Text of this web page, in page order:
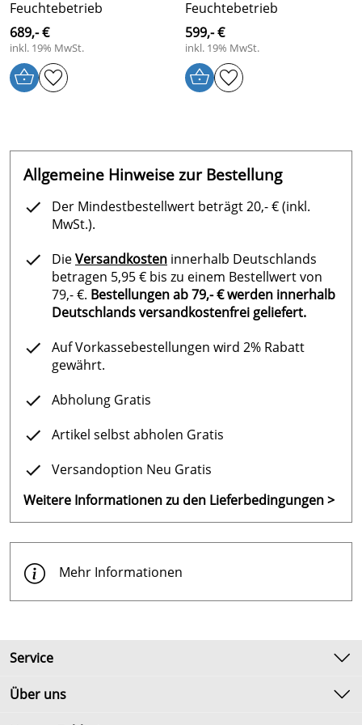
Saunasteuergerät:
Nachheizen (Trocknung der Sauna nach dem
Feuchtebetrieb)
Einstellbare Nachheiztemperatur
Wassermangel
Smart-Heat Funktion heizt die Sauna im
Feuchtemodus schneller auf und verhindert
vorzeitige Dampfproduktion in der kalten Kabine
Senden Sie uns Ihre Anfrage an
erstellen Ihnen gerne ein persönliches Angebot.
Feuchtebetrieb
689,- €
inkl. 19% MwSt.
Feuchtebetrieb
599,- €
inkl. 19% MwSt.
Allgemeine Hinweise zur Bestellung
Der Mindestbestellwert beträgt 20,- € (inkl.
MwSt.).
DieVersandkosten innerhalb Deutschlands
betragen 5,95 € bis zu einem Bestellwert von
79,- €. Bestellungen ab 79,- € werden innerhalb
Deutschlands versandkostenfrei geliefert.
Auf Vorkassebestellungen wird 2% Rabatt
gewährt.
Abholung Gratis
Artikel selbst abholen Gratis
Versandoption Neu Gratis
Weitere Informationen zu den Lieferbedingungen >
Mehr Informationen
Service
Kontakt
Über uns